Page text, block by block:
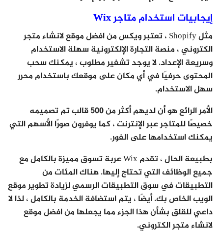
إيجابيات استخدام متاجر Wix
مثل Shopify ، تعتبر ويكس من افضل موقع لانشاء متجر
الكتروني ، منصة التجارة الإلكترونية سهلة الاستخدام
وسريعة الإعداد. لا يوجد تشفير مطلوب ، يمكنك سحب
المحتوى حرفيًا في أي مكان على موقعك باستخدام محرر
سهل الاستخدام.
الأمر الرائع هو أن لديهم أكثر من 500 قالب تم تصميمه
خصيصًا للمتاجر عبر الإنترنت ، كما يوفرون صورًا الأسهم التي
يمكنك استخدامها على الفور.
بطبيعة الحال ، تقدم Wix عربة تسوق مميزة بالكامل مع
جميع الوظائف التي تحتاج إليها. هناك المئات من
التطبيقات في سوق التطبيقات الرسمي لزيادة تطوير موقع
الويب الخاص بك. أيضًا ، يتم استضافة الخدمة بالكامل ، لذا لا
داعي للقلق بشأن هذا الجزء مما يجعلها من افضل موقع
لانشاء متجر الكتروني.